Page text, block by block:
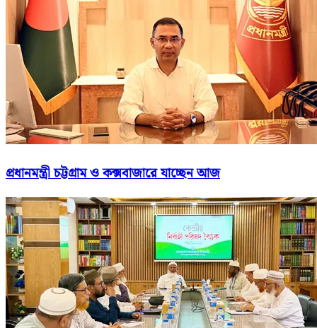
প্রধানমন্ত্রী চট্টগ্রাম ও কক্সবাজারে যাচ্ছেন আজ